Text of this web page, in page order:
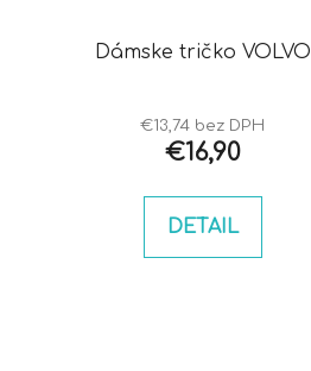
Dámske tričko VOLVO
€13,74 bez DPH
€16,90
DETAIL